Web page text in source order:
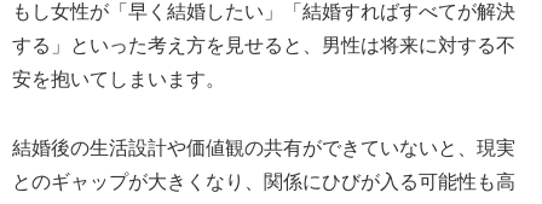
もし女性が「早く結婚したい」「結婚すればすべてが解決
する」といった考え方を見せると、男性は将来に対する不
安を抱いてしまいます。
結婚後の生活設計や価値観の共有ができていないと、現実
とのギャップが大きくなり、関係にひびが入る可能性も高